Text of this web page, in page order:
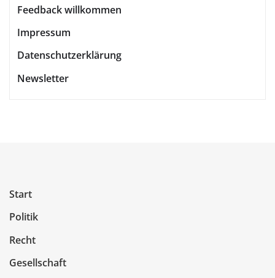
Feedback willkommen
Impressum
Datenschutzerklärung
Newsletter
Start
Politik
Recht
Gesellschaft